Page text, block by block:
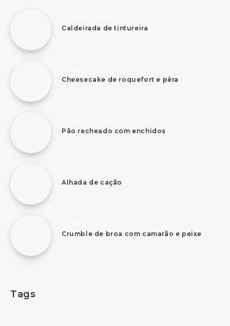
Caldeirada de tintureira
Cheesecake de roquefort e pêra
Pão recheado com enchidos
Alhada de cação
Crumble de broa com camarão e peixe
Tags